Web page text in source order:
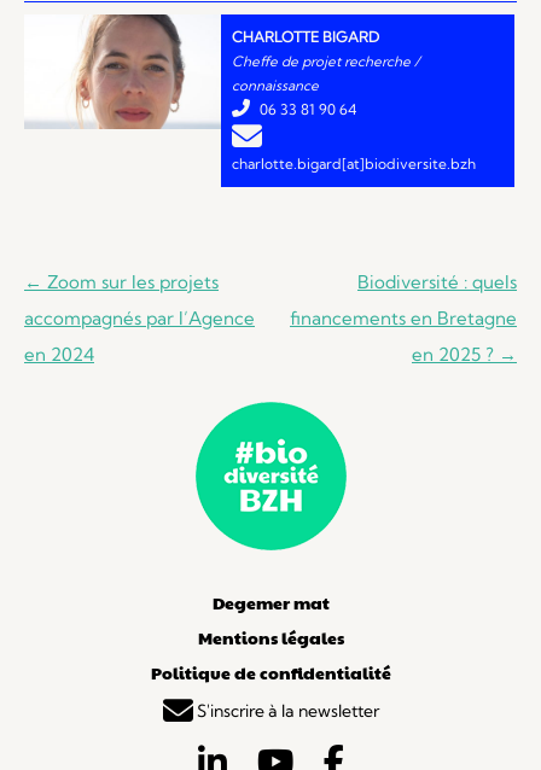
CHARLOTTE BIGARD
Cheffe de projet recherche /
connaissance
33 81 90 64
charlotte.bigard[at]biodiversite.bzh
Navigation
des
articles
← Zoom sur les projets
accompagnés par l’Agence
en 2024
Biodiversité : quels
financements en Bretagne
en 2025 ? →
Degemer mat
Mentions légales
Politique de confidentialité
S'inscrire à la newsletter